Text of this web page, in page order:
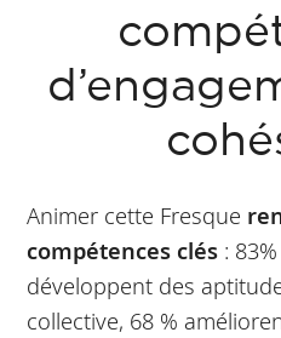
Animer cette Fresque
compétences clés :
développent des
collective, 68 %